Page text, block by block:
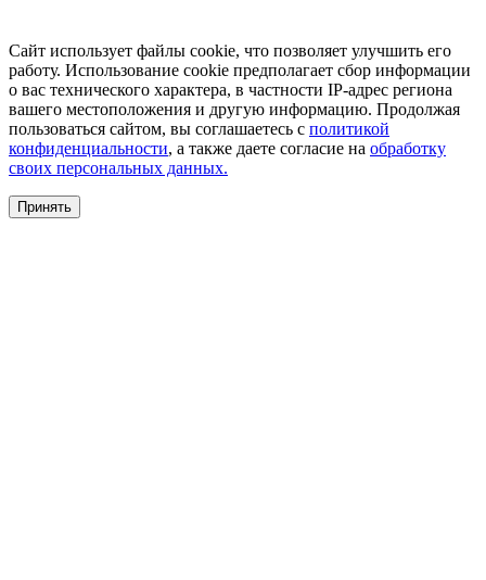
Сайт использует файлы cookie, что позволяет улучшить его
работу. Использование cookie предполагает сбор информации
о вас технического характера, в частности IP-адрес региона
вашего местоположения и другую информацию. Продолжая
пользоваться сайтом, вы соглашаетесь с политикой
конфиденциальности, а также даете согласие на обработку
своих персональных данных.
Принять